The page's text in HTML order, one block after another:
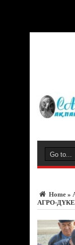
Home »
АГРО-